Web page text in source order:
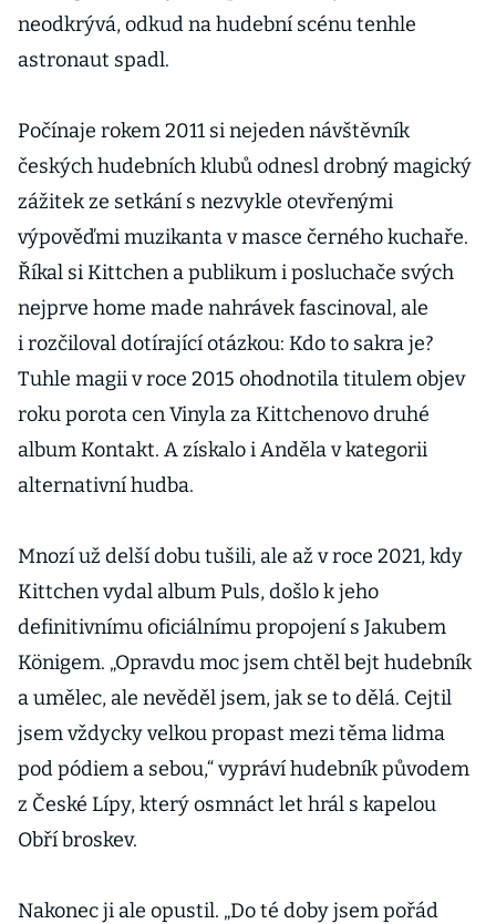
neodkrývá, odkud na hudební scénu tenhle
astronaut spadl.
Počínaje rokem 2011 si nejeden návštěvník
českých hudebních klubů odnesl drobný magický
zážitek ze setkání s nezvykle otevřenými
výpověďmi muzikanta v masce černého kuchaře.
Říkal si Kittchen a publikum i posluchače svých
nejprve home made nahrávek fascinoval, ale
i rozčiloval dotírající otázkou: Kdo to sakra je?
Tuhle magii v roce 2015 ohodnotila titulem objev
roku porota cen Vinyla za Kittchenovo druhé
album Kontakt. A získalo i Anděla v kategorii
alternativní hudba.
Mnozí už delší dobu tušili, ale až v roce 2021, kdy
Kittchen vydal album Puls, došlo k jeho
definitivnímu oficiálnímu propojení s Jakubem
Königem. „Opravdu moc jsem chtěl bejt hudebník
a umělec, ale nevěděl jsem, jak se to dělá. Cejtil
jsem vždycky velkou propast mezi těma lidma
pod pódiem a sebou,“ vypráví hudebník původem
z České Lípy, který osmnáct let hrál s kapelou
Obří broskev.
Nakonec ji ale opustil. „Do té doby jsem pořád